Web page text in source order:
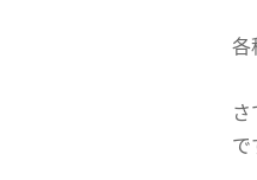
各
で